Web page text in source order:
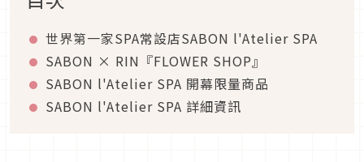
世界第一家SPA常設店SABON l'Atelier SPA
SABON × RIN『FLOWER SHOP』
SABON l'Atelier SPA 開幕限量商品
SABON l'Atelier SPA 詳細資訊